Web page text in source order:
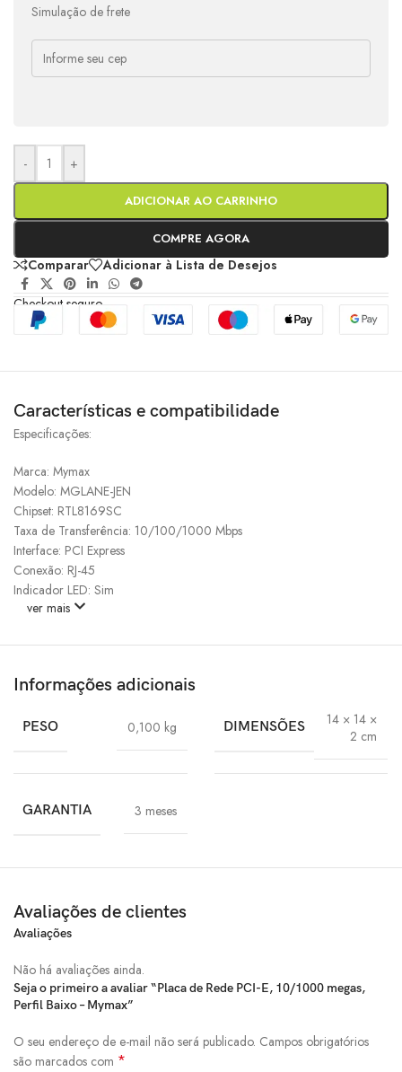
Simulação de frete
- +
ADICIONAR AO CARRINHO
COMPRE AGORA
Comparar Adicionar à Lista de Desejos
Checkout seguro
Características e compatibilidade
Especificações:
Marca: Mymax
Modelo: MGLANE-JEN
Chipset: RTL8169SC
Taxa de Transferência: 10/100/1000 Mbps
Interface: PCI Express
Conexão: RJ-45
Indicador LED: Sim
ver mais
Informações adicionais
PESO 0,100 kg DIMENSÕES
14 × 14 ×
2 cm
GARANTIA 3 meses
Avaliações de clientes
Avaliações
Não há avaliações ainda.
Seja o primeiro a avaliar “Placa de Rede PCI-E, 10/1000 megas,
Perfil Baixo – Mymax”
O seu endereço de e-mail não será publicado. Campos obrigatórios
são marcados com *